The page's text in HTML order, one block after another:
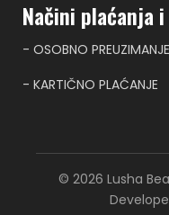
Načini plaćanja
- OSOBNO
- KARTIČNO PLAĆANJE
© 2026 Lusha